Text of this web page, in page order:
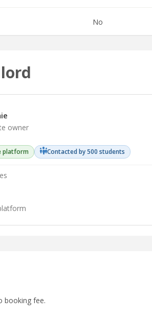
No
owner
platform Contacted by 500 students
booking fee.